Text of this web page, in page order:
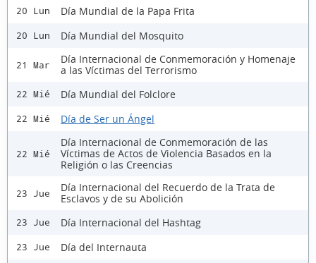
20 Lun Día Mundial de la Papa Frita
20 Lun Día Mundial del Mosquito
21 Mar
Día Internacional de Conmemoración y Homenaje
a las Víctimas del Terrorismo
22 Mié Día Mundial del Folclore
22 Mié Día de Ser un Ángel
22 Mié
Día Internacional de Conmemoración de las
Víctimas de Actos de Violencia Basados en la
Religión o las Creencias
23 Jue
Día Internacional del Recuerdo de la Trata de
Esclavos y de su Abolición
23 Jue Día Internacional del Hashtag
23 Jue Día del Internauta